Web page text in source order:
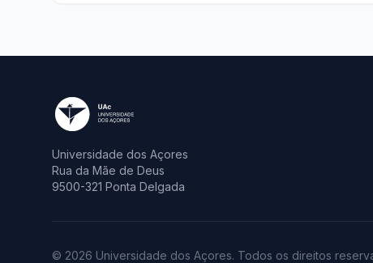
Universidade dos Açores
Rua da Mãe de Deus
9500-321 Ponta Delgada
© 2026 Universidade dos Açores. Todos os direitos